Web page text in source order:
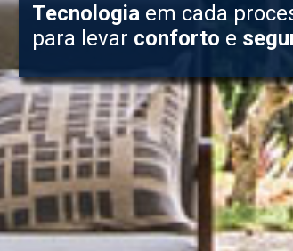
Tecnologia em cada
para levar conforto e